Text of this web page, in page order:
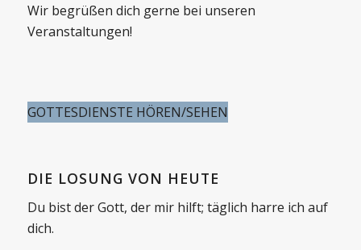
Wir begrüßen dich gerne bei unseren
Veranstaltungen!
GOTTESDIENSTE HÖREN/SEHEN
DIE LOSUNG VON HEUTE
Du bist der Gott, der mir hilft; täglich harre ich auf
dich.